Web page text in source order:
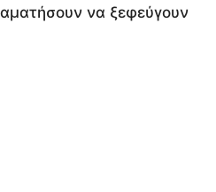
να ξεφεύγουν